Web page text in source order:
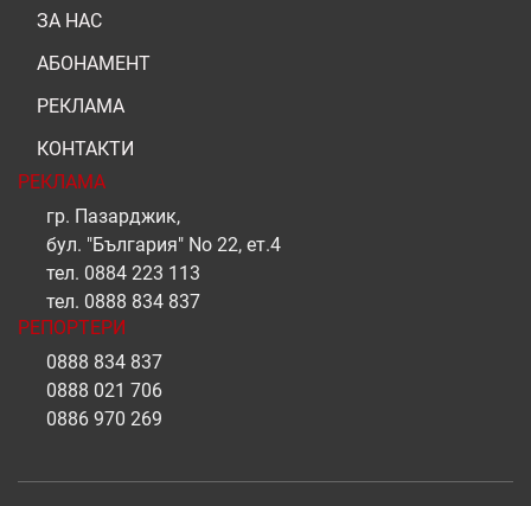
ЗА НАС
АБОНАМЕНТ
РЕКЛАМА
КОНТАКТИ
РЕКЛАМА
гр. Пазарджик,
бул. "България" No 22, ет.4
тел. 0884 223 113
тел. 0888 834 837
РЕПОРТЕРИ
0888 834 837
0888 021 706
0886 970 269